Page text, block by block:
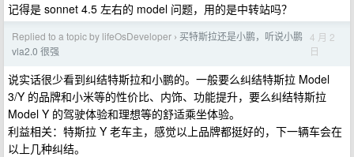
记得是 sonnet 4.5 左右的 model 问题，用的是中转站吗？
Replied to a topic by lifeOsDeveloper › 买特斯拉还是小鹏，听说小鹏
vla2.0 很强
4 月 2
日
说实话很少看到纠结特斯拉和小鹏的。一般要么纠结特斯拉 Model
3/Y 的品牌和小米等的性价比、内饰、功能提升，要么纠结特斯拉
Model Y 的驾驶体验和理想等的舒适乘坐体验。
利益相关：特斯拉 Y 老车主，感觉以上品牌都挺好的，下一辆车会在
以上几种纠结。